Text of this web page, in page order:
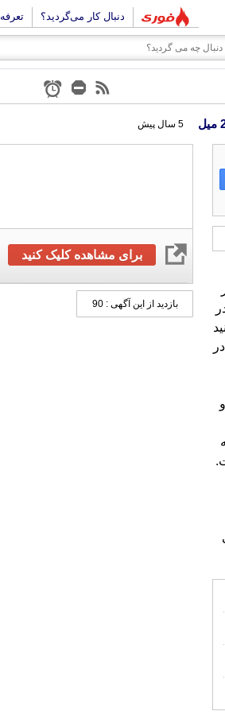
دنبال کار می‌گردید؟ تعرفه
5 سال پیش
برای مشاهده کلیک کنید
بازدید از این آگهی : 90